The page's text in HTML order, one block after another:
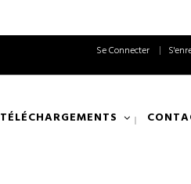
Se Connecter
TÉLÉCHARGEMENTS